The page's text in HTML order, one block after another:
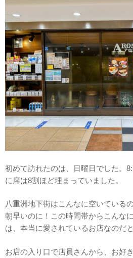
初めて訪れたのは、日曜日でした。
に席は8割ほど埋まっていました。
八重洲地下街はこんなに空いている
朝早いのに！この時間帯からこんな
は、本当に愛されているお店なのだと
お店の入り口で店員さんから、お好